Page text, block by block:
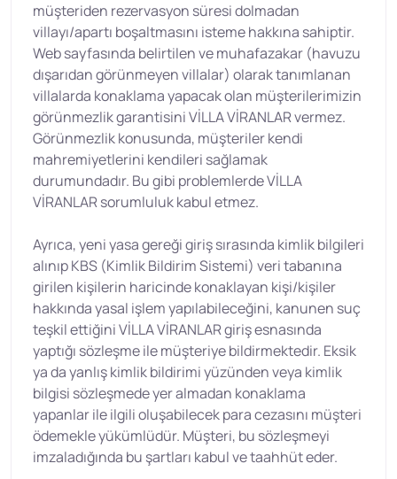
müşteriden rezervasyon süresi dolmadan
villayı/apartı boşaltmasını isteme hakkına sahiptir.
Web sayfasında belirtilen ve muhafazakar (havuzu
dışarıdan görünmeyen villalar) olarak tanımlanan
villalarda konaklama yapacak olan müşterilerimizin
görünmezlik garantisini VİLLA VİRANLAR vermez.
Görünmezlik konusunda, müşteriler kendi
mahremiyetlerini kendileri sağlamak
durumundadır. Bu gibi problemlerde VİLLA
VİRANLAR sorumluluk kabul etmez.
Ayrıca, yeni yasa gereği giriş sırasında kimlik bilgileri
alınıp KBS (Kimlik Bildirim Sistemi) veri tabanına
girilen kişilerin haricinde konaklayan kişi/kişiler
hakkında yasal işlem yapılabileceğini, kanunen suç
teşkil ettiğini VİLLA VİRANLAR giriş esnasında
yaptığı sözleşme ile müşteriye bildirmektedir. Eksik
ya da yanlış kimlik bildirimi yüzünden veya kimlik
bilgisi sözleşmede yer almadan konaklama
yapanlar ile ilgili oluşabilecek para cezasını müşteri
ödemekle yükümlüdür. Müşteri, bu sözleşmeyi
imzaladığında bu şartları kabul ve taahhüt eder.